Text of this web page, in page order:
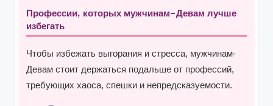
Профессии, которых мужчинам-Девам лучше
избегать
Чтобы избежать выгорания и стресса, мужчинам-
Девам стоит держаться подальше от профессий,
требующих хаоса, спешки и непредсказуемости.